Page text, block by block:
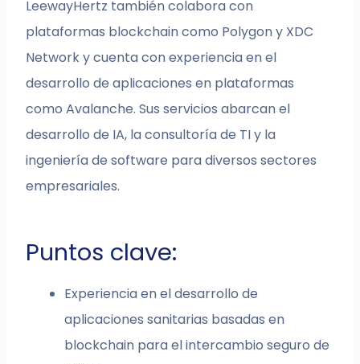
LeewayHertz también colabora con
plataformas blockchain como Polygon y XDC
Network y cuenta con experiencia en el
desarrollo de aplicaciones en plataformas
como Avalanche. Sus servicios abarcan el
desarrollo de IA, la consultoría de TI y la
ingeniería de software para diversos sectores
empresariales.
Puntos clave:
Experiencia en el desarrollo de
aplicaciones sanitarias basadas en
blockchain para el intercambio seguro de